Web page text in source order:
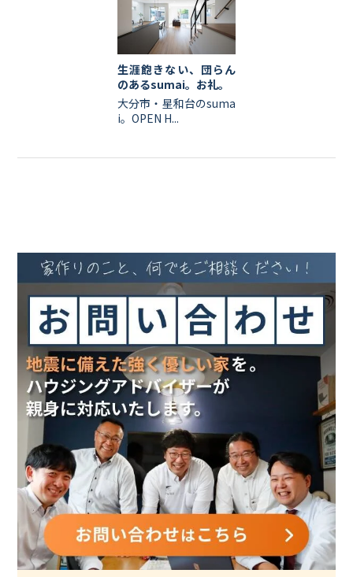
生涯飽きない、団らん
のあるsumai。お礼。
大分市・星和台のsuma
i。OPEN H...